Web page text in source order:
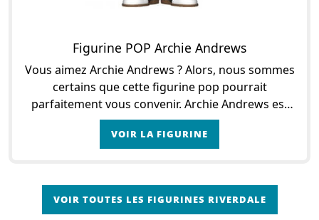
Figurine POP Archie Andrews
Vous aimez Archie Andrews ? Alors, nous sommes
certains que cette figurine pop pourrait
parfaitement vous convenir. Archie Andrews est
l’un des personnages principaux de la série
Riverdale. En effe
VOIR LA FIGURINE
VOIR TOUTES LES FIGURINES RIVERDALE